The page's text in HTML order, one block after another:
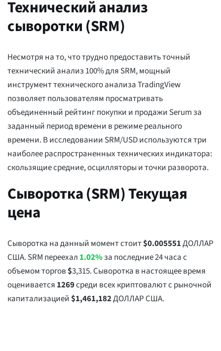
Технический анализ
сыворотки (SRM)
Несмотря на то, что трудно предоставить точный
технический анализ 100% для SRM, мощный
инструмент технического анализа TradingView
позволяет пользователям просматривать
объединенный рейтинг покупки и продажи Serum за
заданный период времени в режиме реального
времени. В исследовании SRM/USD используются три
наиболее распространенных технических индикатора:
скользящие средние, осцилляторы и точки разворота.
Сыворотка (SRM) Текущая
цена
Сыворотка на данный момент стоит$0.005551ДОЛЛАР
США. SRM переехал 1.02%за последние 24 часа с
объемом торгов$3,315. Сыворотка в настоящее время
оценивается 1269среди всех криптовалют с рыночной
капитализацией$1,461,182ДОЛЛАР США.